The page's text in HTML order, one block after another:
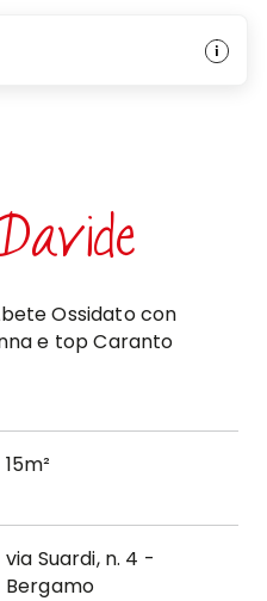
Ossidato con
e top Caranto
15m²
via Suardi, n. 4 -
Bergamo